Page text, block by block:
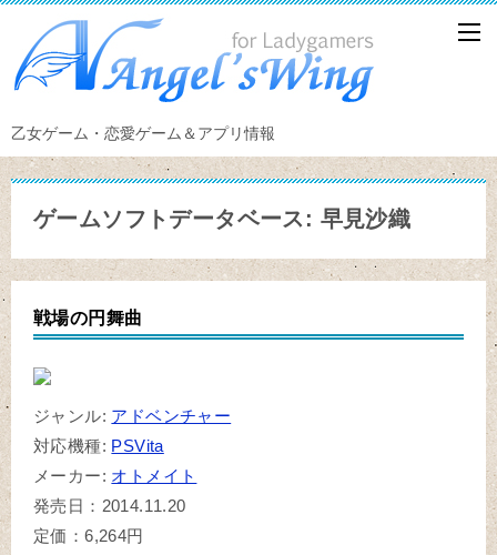
乙女ゲーム・恋愛ゲーム＆アプリ情報
ゲームソフトデータベース: 早見沙織
戦場の円舞曲
ジャンル: アドベンチャー
対応機種: PSVita
メーカー: オトメイト
発売日：2014.11.20
定価：6,264円